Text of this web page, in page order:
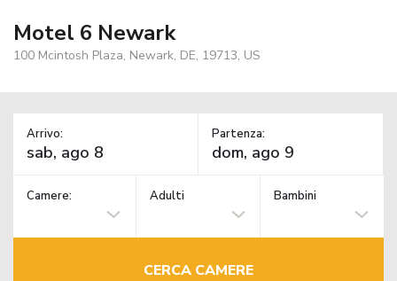
Motel 6 Newark
100 Mcintosh Plaza, Newark, DE, 19713, US
Arrivo: Partenza:
Camere: Adulti Bambini
CERCA CAMERE